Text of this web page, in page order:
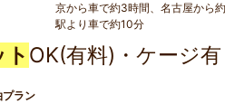
京から車で約3時間、名古屋から
駅より車で約10分
OK(有料)・ケージ
プラン